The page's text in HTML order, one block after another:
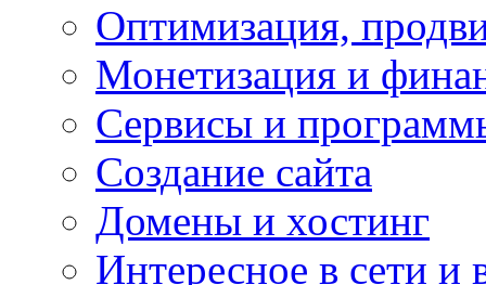
Оптимизация,
Монетизация и
Сервисы и
Создание сайта
Домены и хостинг
Интересное в сети и